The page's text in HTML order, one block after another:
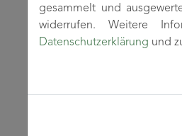
gesammelt und
widerrufen. Weitere
Datenschutzerklärung und